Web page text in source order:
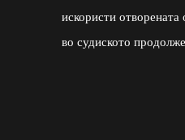
искористи
во судиското